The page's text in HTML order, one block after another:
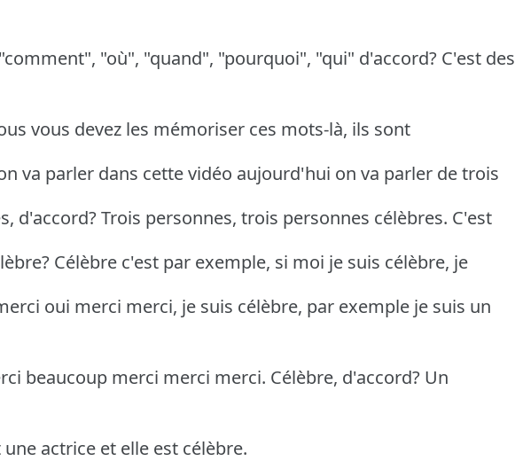
"où", "quand", "pourquoi", "qui" d'accord? C'est des
vous devez les mémoriser ces mots-là, ils sont
va parler dans cette vidéo aujourd'hui on va parler de trois
d'accord? Trois personnes, trois personnes célèbres. C'est
Célèbre c'est par exemple, si moi je suis célèbre, je
oui merci merci, je suis célèbre, par exemple je suis un
beaucoup merci merci merci. Célèbre, d'accord? Un
actrice et elle est célèbre.